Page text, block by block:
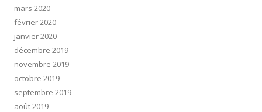
mars 2020
février 2020
janvier 2020
décembre 2019
novembre 2019
octobre 2019
septembre 2019
août 2019